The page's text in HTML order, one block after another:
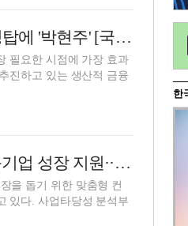
막 올린 '국민성장펀드'···전략위 민간금융 사령탑에 '박현주' [국민성장펀드 출범]
필요한 시점에 가장 효과
진하고 있는 생산적 금융
강태영號 농협은행, 맞춤형 컨설팅으로 농식품기업 성장 지원···거래처·매출 증대 '성과' [금융권 생산적 중기 육성]
을 돕기 위한 맞춤형 컨
있다. 사업타당성 분석부
한